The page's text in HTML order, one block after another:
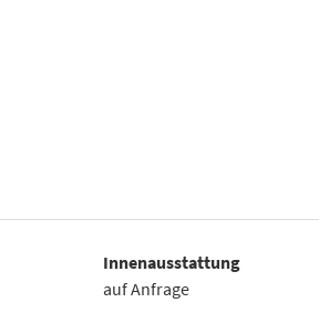
Innenausstattung
auf Anfrage